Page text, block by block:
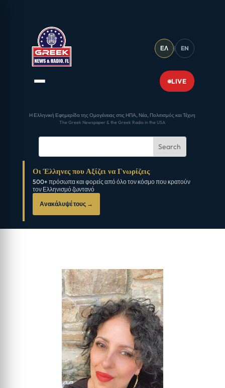
ΕΛ | EN
LIVE
Η Ελληνική Εφημερίδα της Ομογένειας στις ΗΠΑ, Νέα, Πολιτισμός και Τέχνη
The Greek Newspaper & the Greek Radio in the USA
Οι Έλληνες που Αξίζει να Γνωρίζεις
500+ πρόσωπα και φορείς από όλο τον κόσμο που κρατούν
τον Ελληνισμό ζωντανό
Ανακάλυψέ τους →